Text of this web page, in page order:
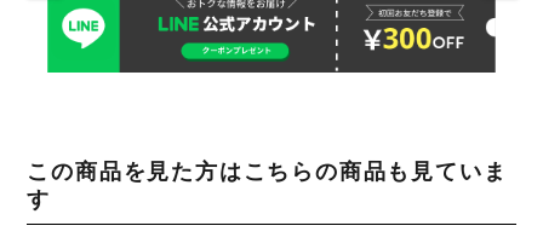
この商品を見た方はこちらの商品も見ていま
す